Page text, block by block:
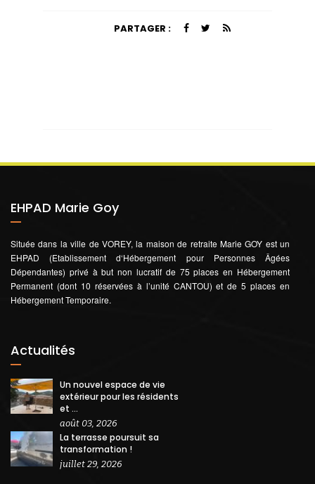
PARTAGER :
EHPAD Marie Goy
Située dans la ville de VOREY, la maison de retraite Marie GOY est un
EHPAD (Etablissement d‘Hébergement pour Personnes Âgées
Dépendantes) privé à but non lucratif de 75 places en Hébergement
Permanent (dont 10 réservées à l’unité CANTOU) et de 5 places en
Hébergement Temporaire.
Actualités
Un nouvel espace de vie
extérieur pour les résidents
et ...
août 03, 2026
La terrasse poursuit sa
transformation !
juillet 29, 2026